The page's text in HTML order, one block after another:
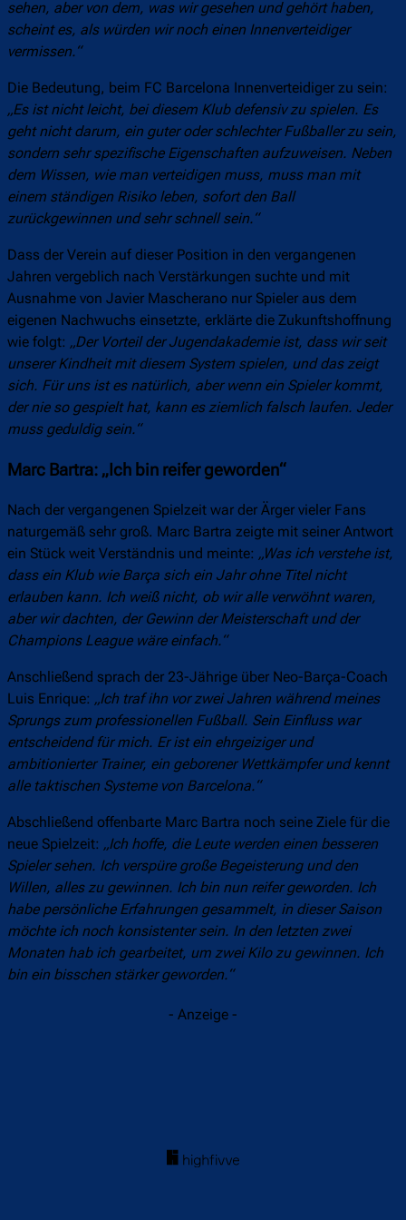
sehen, aber von dem, was wir gesehen und gehört haben,
scheint es, als würden wir noch einen Innenverteidiger
vermissen.“
Die Bedeutung, beim FC Barcelona Innenverteidiger zu sein:
„Es ist nicht leicht, bei diesem Klub defensiv zu spielen. Es
geht nicht darum, ein guter oder schlechter Fußballer zu sein,
sondern sehr spezifische Eigenschaften aufzuweisen. Neben
dem Wissen, wie man verteidigen muss, muss man mit
einem ständigen Risiko leben, sofort den Ball
zurückgewinnen und sehr schnell sein.“
Dass der Verein auf dieser Position in den vergangenen
Jahren vergeblich nach Verstärkungen suchte und mit
Ausnahme von Javier Mascherano nur Spieler aus dem
eigenen Nachwuchs einsetzte, erklärte die Zukunftshoffnung
wie folgt: „Der Vorteil der Jugendakademie ist, dass wir seit
unserer Kindheit mit diesem System spielen, und das zeigt
sich. Für uns ist es natürlich, aber wenn ein Spieler kommt,
der nie so gespielt hat, kann es ziemlich falsch laufen. Jeder
muss geduldig sein.“
Marc Bartra: „Ich bin reifer geworden“
Nach der vergangenen Spielzeit war der Ärger vieler Fans
naturgemäß sehr groß. Marc Bartra zeigte mit seiner Antwort
ein Stück weit Verständnis und meinte: „Was ich verstehe ist,
dass ein Klub wie Barça sich ein Jahr ohne Titel nicht
erlauben kann. Ich weiß nicht, ob wir alle verwöhnt waren,
aber wir dachten, der Gewinn der Meisterschaft und der
Champions League wäre einfach.“
Anschließend sprach der 23-Jährige über Neo-Barça-Coach
Luis Enrique: „Ich traf ihn vor zwei Jahren während meines
Sprungs zum professionellen Fußball. Sein Einfluss war
entscheidend für mich. Er ist ein ehrgeiziger und
ambitionierter Trainer, ein geborener Wettkämpfer und kennt
alle taktischen Systeme von Barcelona.“
Abschließend offenbarte Marc Bartra noch seine Ziele für die
neue Spielzeit: „Ich hoffe, die Leute werden einen besseren
Spieler sehen. Ich verspüre große Begeisterung und den
Willen, alles zu gewinnen. Ich bin nun reifer geworden. Ich
habe persönliche Erfahrungen gesammelt, in dieser Saison
möchte ich noch konsistenter sein. In den letzten zwei
Monaten hab ich gearbeitet, um zwei Kilo zu gewinnen. Ich
bin ein bisschen stärker geworden.“
- Anzeige -